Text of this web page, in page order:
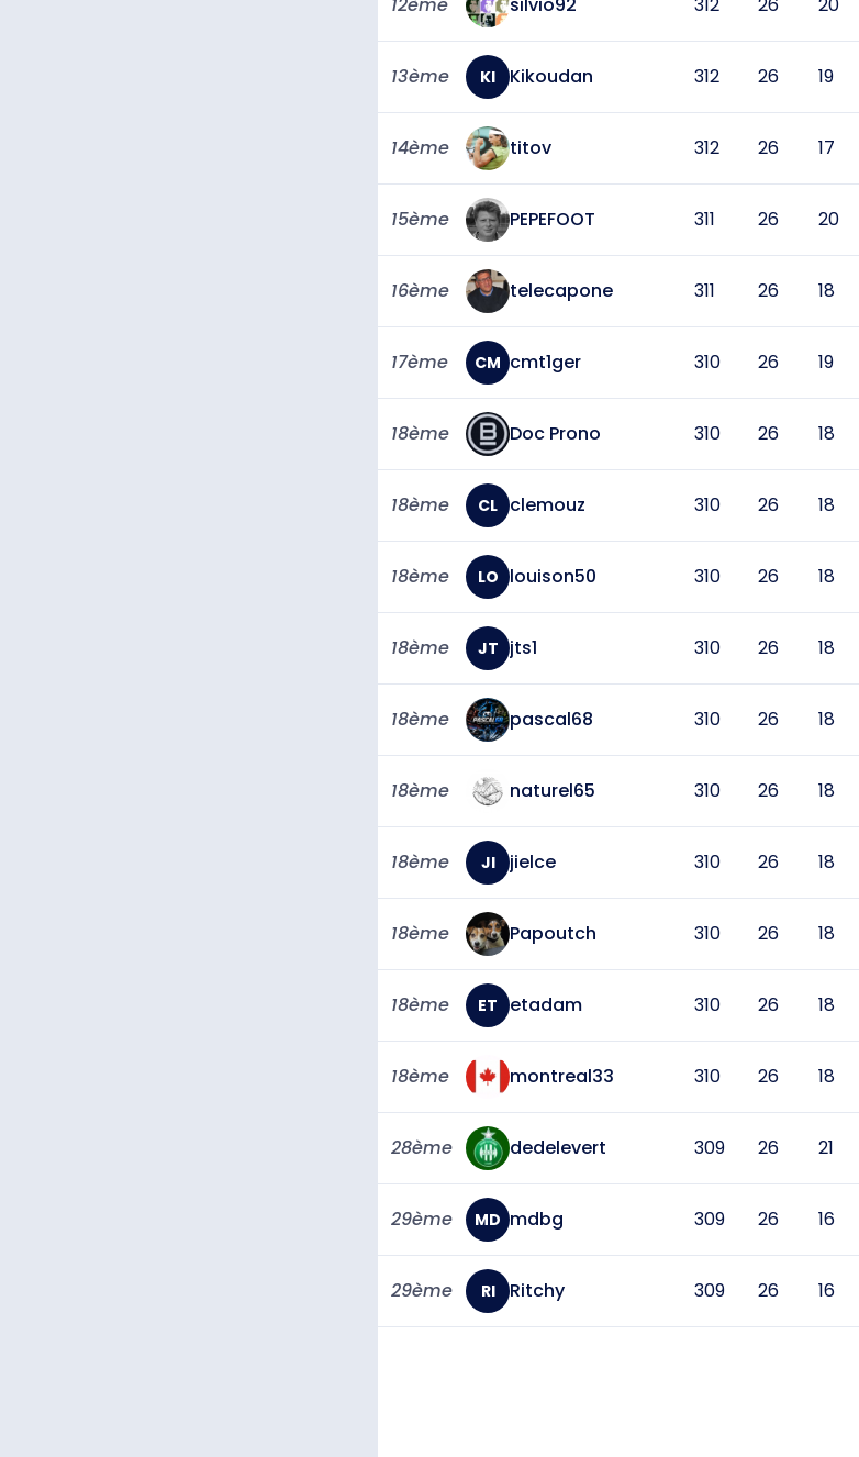
13ème KI Kikoudan 312 26 19
14ème titov 312 26 17
15ème PEPEFOOT 311 26 20
16ème telecapone 311 26 18
17ème CM cmt1ger 310 26 19
18ème Doc Prono 310 26 18
18ème CL clemouz 310 26 18
18ème LO louison50 310 26 18
18ème JT jts1 310 26 18
18ème pascal68 310 26 18
18ème naturel65 310 26 18
18ème JI jielce 310 26 18
18ème Papoutch 310 26 18
18ème ET etadam 310 26 18
18ème montreal33 310 26 18
28ème dedelevert 309 26 21
29ème MD mdbg 309 26 16
29ème RI Ritchy 309 26 16